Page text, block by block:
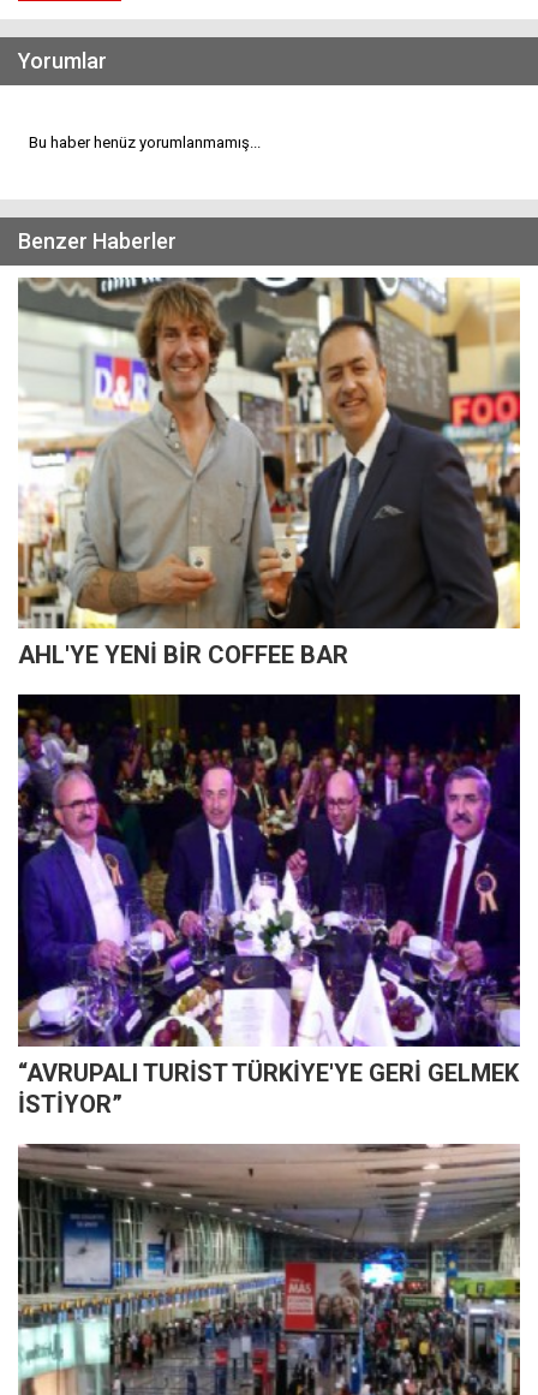
Yorumlar
Bu haber henüz yorumlanmamış...
Benzer Haberler
AHL'YE YENİ BİR COFFEE BAR
“AVRUPALI TURİST TÜRKİYE'YE GERİ GELMEK
İSTİYOR”